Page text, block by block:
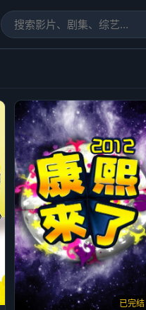
已完结